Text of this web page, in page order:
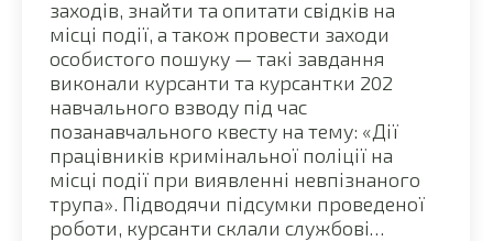
заходів, знайти та опитати свідків на
місці події, а також провести заходи
особистого пошуку — такі завдання
виконали курсанти та курсантки 202
навчального взводу під час
позанавчального квесту на тему: «Дії
працівників кримінальної поліції на
місці події при виявленні невпізнаного
трупа». Підводячи підсумки проведеної
роботи, курсанти склали службові…